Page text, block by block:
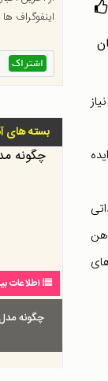
اینفوگراف
بسته های
اطلاعات
چگونه